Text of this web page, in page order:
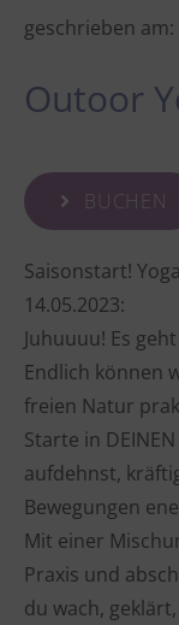
geschrieben am:
Outoor
BUCHEN
Saisonstart!
14.05.2023:
Juhuuuu! Es
Endlich können
freien Natur
Starte in
aufdehnst,
Bewegungen
Mit einer
Praxis und
du wach,